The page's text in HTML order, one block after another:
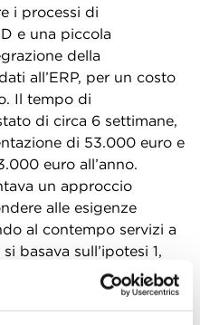
i processi di
e una piccola
della
all’ERP, per un costo
Il tempo di
di circa 6 settimane,
di 53.000 euro e
euro all’anno.
un approccio
alle esigenze
al contempo servizi a
basava sull’ipotesi 1,
e le attività correlate. Il
di consulenza sui
era